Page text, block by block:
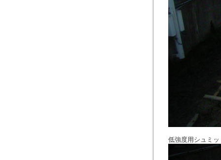
低強度用シュミ